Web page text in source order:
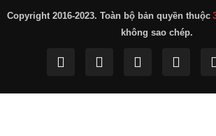
Copyright 2016-2023. Toàn bộ bản quyền thuộc
không sao chép.